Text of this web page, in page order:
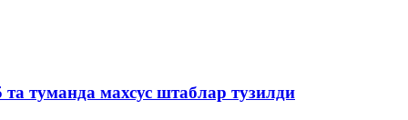
туманда махсус штаблар тузилди